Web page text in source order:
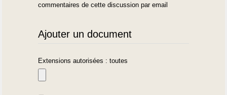
commentaires de cette discussion par email
Ajouter un document
Extensions autorisées : toutes